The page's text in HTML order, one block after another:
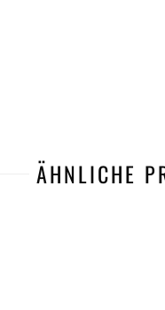
ÄHNLICHE